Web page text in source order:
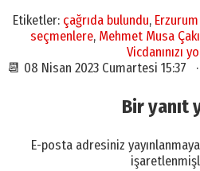
Etiketler: çağrıda bulundu,
seçmenlere, Mehmet Musa
Vicdanınızı
📆 08 Nisan 2023 Cumartesi
Bir yanıt
E-posta adresiniz